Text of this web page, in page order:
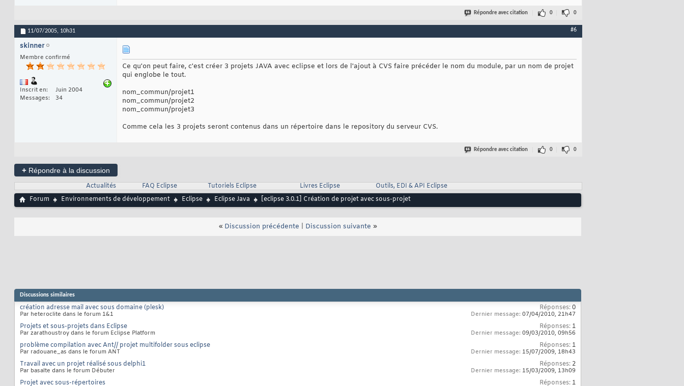
Répondre avec citation 0 0
11/07/2005, 10h31 #6
skinner
Membre confirmé
Inscrit en
Juin 2004
Messages
34
Ce qu'on peut faire, c'est créer 3 projets JAVA avec eclipse et lors de l'ajout à CVS faire précéder le nom du module, par un nom de projet
qui englobe le tout.
nom_commun/projet1
nom_commun/projet2
nom_commun/projet3
Comme cela les 3 projets seront contenus dans un répertoire dans le repository du serveur CVS.
Répondre avec citation 0 0
+ Répondre à la discussion
Actualités
FAQ Eclipse Tutoriels Eclipse Livres Eclipse
Outils, EDI & API Eclipse
Forum
Environnements de développement Eclipse Eclipse Java [eclipse 3.0.1] Création de projet avec sous-projet
« Discussion précédente Discussion suivante »
Discussions similaires
création adresse mail avec sous domaine (plesk)
Par heteroclite dans le forum 1&1
Réponses:0
Dernier message: 07/04/2010, 21h47
Projets et sous-projets dans Eclipse
Par zarathoustroy dans le forum Eclipse Platform
Réponses: 1
Dernier message: 09/03/2010, 09h56
problème compilation avec Ant// projet multifolder sous eclipse
Par radouane_as dans le forum ANT
Réponses: 1
Dernier message: 15/07/2009, 18h43
Travail avec un projet réalisé sous delphi1
Par basalte dans le forum Débuter
Réponses: 2
Dernier message: 15/03/2009, 13h09
Projet avec sous-répertoires Réponses: 1